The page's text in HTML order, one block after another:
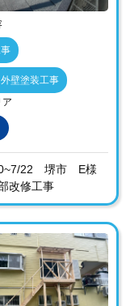
壁塗装工事
ア
22 堺市 E様
改修工事